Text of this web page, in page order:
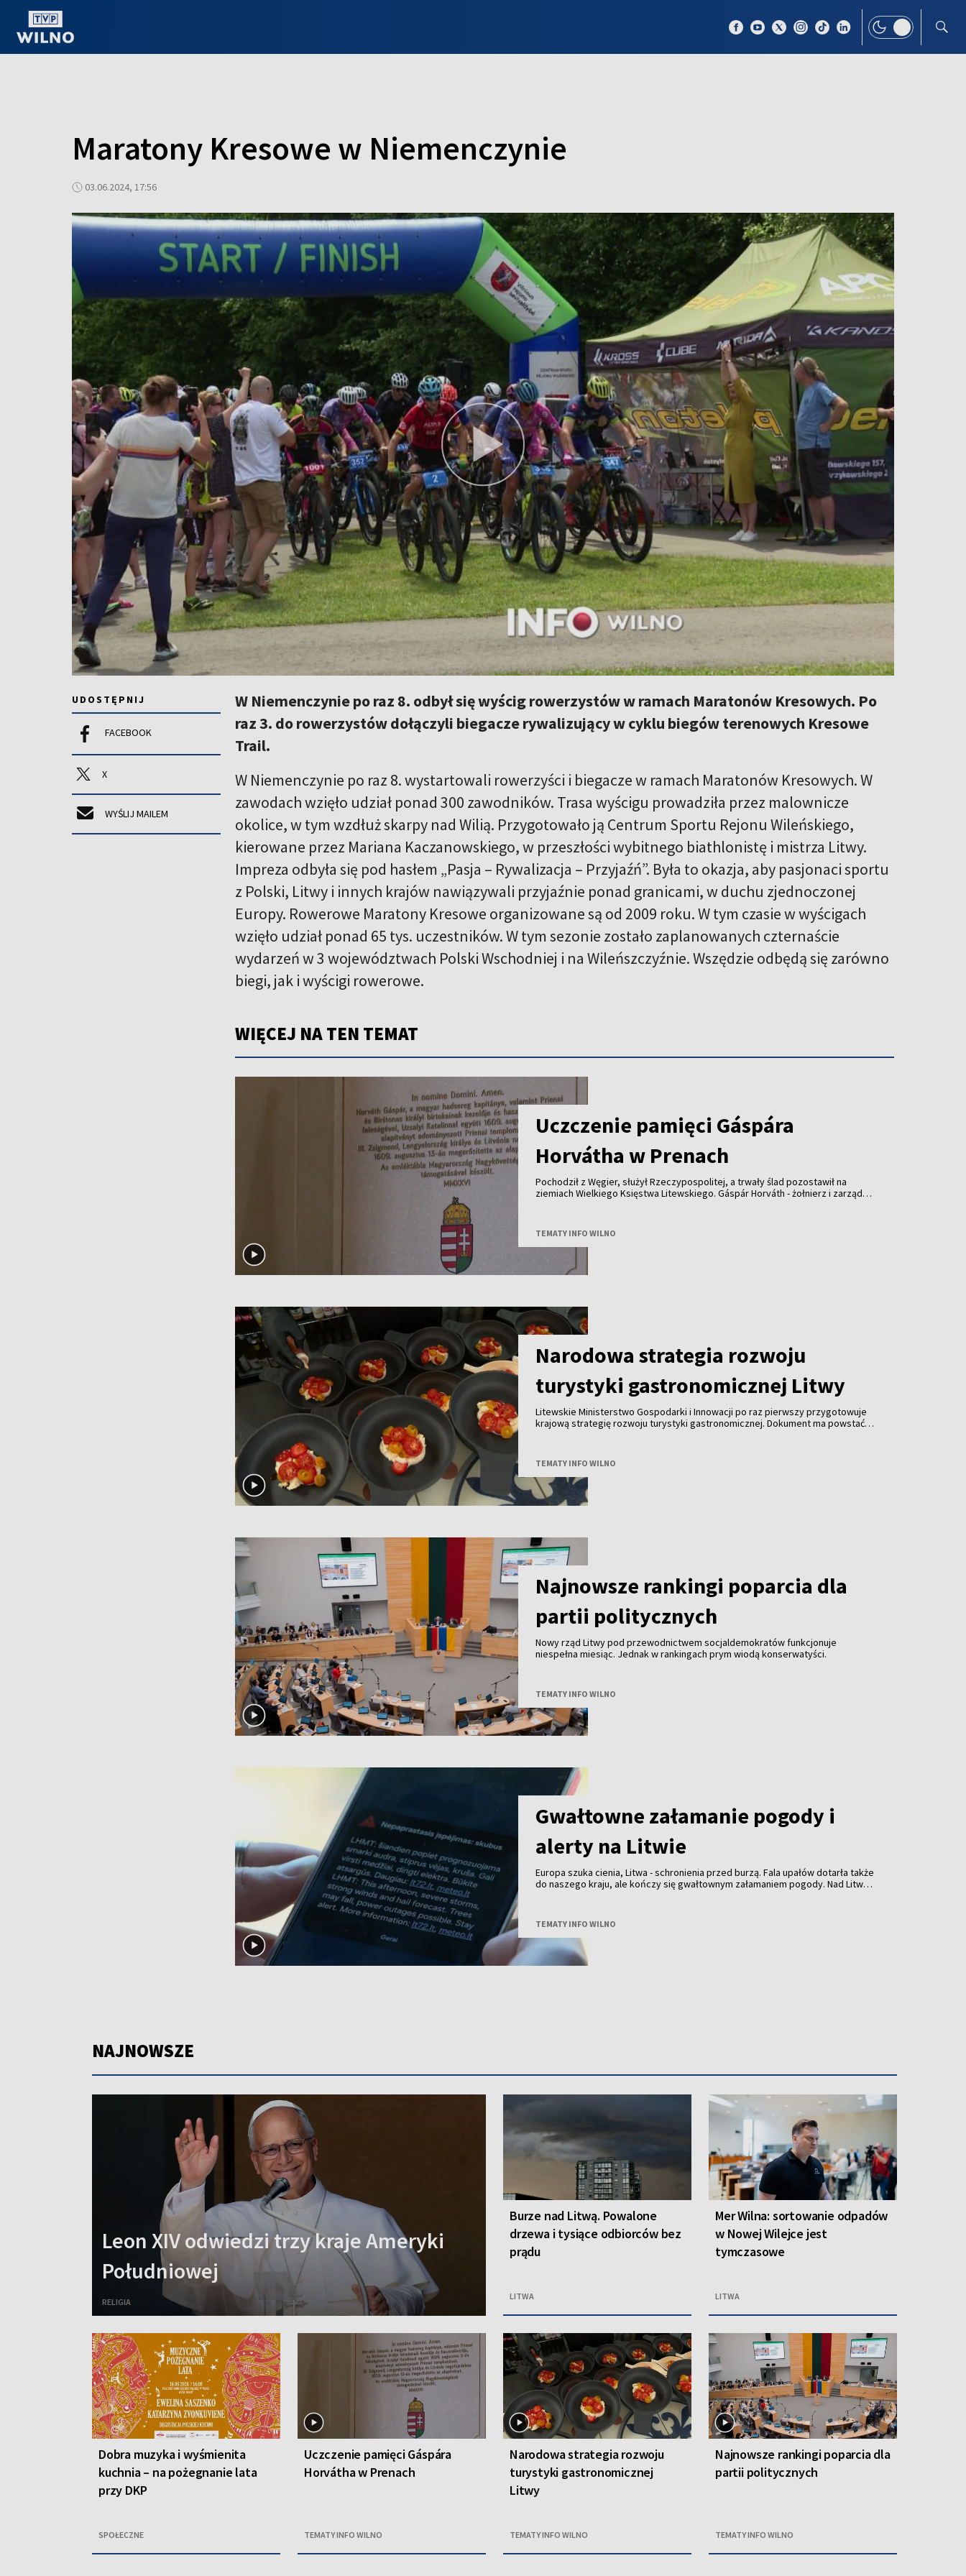
Maratony Kresowe w Niemenczynie
03.06.2024, 17:56
UDOSTĘPNIJ
FACEBOOK
X
WYŚLIJ MAILEM
W Niemenczynie po raz 8. odbył się wyścig rowerzystów w ramach Maratonów Kresowych. Po
raz 3. do rowerzystów dołączyli biegacze rywalizujący w cyklu biegów terenowych Kresowe
Trail.
W Niemenczynie po raz 8. wystartowali rowerzyści i biegacze w ramach Maratonów Kresowych. W
zawodach wzięło udział ponad 300 zawodników. Trasa wyścigu prowadziła przez malownicze
okolice, w tym wzdłuż skarpy nad Wilią. Przygotowało ją Centrum Sportu Rejonu Wileńskiego,
kierowane przez Mariana Kaczanowskiego, w przeszłości wybitnego biathlonistę i mistrza Litwy.
Impreza odbyła się pod hasłem „Pasja – Rywalizacja – Przyjaźń”. Była to okazja, aby pasjonaci sportu
z Polski, Litwy i innych krajów nawiązywali przyjaźnie ponad granicami, w duchu zjednoczonej
Europy. Rowerowe Maratony Kresowe organizowane są od 2009 roku. W tym czasie w wyścigach
wzięło udział ponad 65 tys. uczestników. W tym sezonie zostało zaplanowanych czternaście
wydarzeń w 3 województwach Polski Wschodniej i na Wileńszczyźnie. Wszędzie odbędą się zarówno
biegi, jak i wyścigi rowerowe.
WIĘCEJ NA TEN TEMAT
Uczczenie pamięci Gáspára
Horvátha w Prenach
Pochodził z Węgier, służył Rzeczypospolitej, a trwały ślad pozostawił na
ziemiach Wielkiego Księstwa Litewskiego. Gáspár Horváth - żołnierz i zarządca
Polski i Węgier.
TEMATY INFO WILNO
Narodowa strategia rozwoju
turystyki gastronomicznej Litwy
Litewskie Ministerstwo Gospodarki i Innowacji po raz pierwszy przygotowuje
krajową strategię rozwoju turystyki gastronomicznej. Dokument ma powstać
gałęzi litewskiej turystyki, zwiększenie jej konkurencyjności i promocja kraju za
granicą.
TEMATY INFO WILNO
Najnowsze rankingi poparcia dla
partii politycznych
Nowy rząd Litwy pod przewodnictwem socjaldemokratów funkcjonuje
niespełna miesiąc. Jednak w rankingach prym wiodą konserwatyści.
TEMATY INFO WILNO
Gwałtowne załamanie pogody i
alerty na Litwie
Europa szuka cienia, Litwa - schronienia przed burzą. Fala upałów dotarła także
do naszego kraju, ale kończy się gwałtownym załamaniem pogody. Nad Litwą
TEMATY INFO WILNO
NAJNOWSZE
Leon XIV odwiedzi trzy kraje Ameryki
Południowej
RELIGIA
Burze nad Litwą. Powalone
drzewa i tysiące odbiorców bez
prądu
LITWA
Mer Wilna: sortowanie odpadów
w Nowej Wilejce jest
tymczasowe
LITWA
Dobra muzyka i wyśmienita
kuchnia – na pożegnanie lata
przy DKP
SPOŁECZNE
Uczczenie pamięci Gáspára
Horvátha w Prenach
TEMATY INFO WILNO
Narodowa strategia rozwoju
turystyki gastronomicznej
Litwy
TEMATY INFO WILNO
Najnowsze rankingi poparcia dla
partii politycznych
TEMATY INFO WILNO